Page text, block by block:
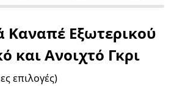
Καναπέ Εξωτερικού
και Ανοιχτό Γκρι
επιλογές)